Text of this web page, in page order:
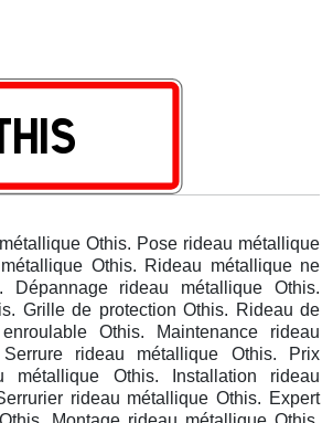
Othis. Pose rideau métallique
Othis. Rideau métallique ne
Dépannage rideau métallique Othis.
Grille de protection Othis. Rideau de
Othis. Maintenance rideau
rideau métallique Othis. Prix
métallique Othis. Installation rideau
rideau métallique Othis. Expert